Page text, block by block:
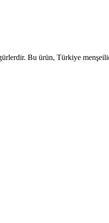
Bu ürün, Türkiye